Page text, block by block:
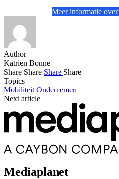
Meer informatie over
Author
Katrien Bonne
Share Share Share Share
Topics
Mobiliteit Ondernemen
Next article
Mediaplanet